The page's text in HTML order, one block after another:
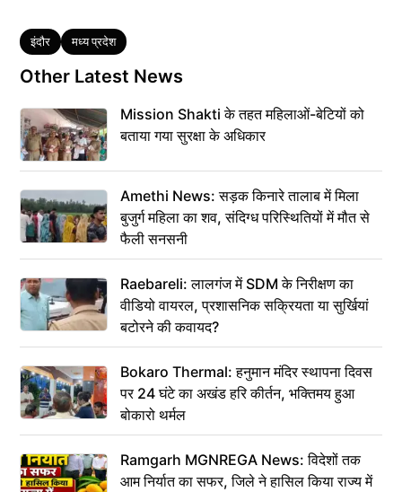
Tags
इंदौर मध्य प्रदेश
Other Latest News
Mission Shakti के तहत महिलाओं-बेटियों को
बताया गया सुरक्षा के अधिकार
Amethi News: सड़क किनारे तालाब में मिला
बुजुर्ग महिला का शव, संदिग्ध परिस्थितियों में मौत से
फैली सनसनी
Raebareli: लालगंज में SDM के निरीक्षण का
वीडियो वायरल, प्रशासनिक सक्रियता या सुर्खियां
बटोरने की कवायद?
Bokaro Thermal: हनुमान मंदिर स्थापना दिवस
पर 24 घंटे का अखंड हरि कीर्तन, भक्तिमय हुआ
बोकारो थर्मल
Ramgarh MGNREGA News: विदेशों तक
आम निर्यात का सफर, जिले ने हासिल किया राज्य में